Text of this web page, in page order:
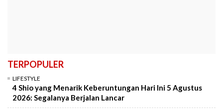
TERPOPULER
LIFESTYLE
4 Shio yang Menarik Keberuntungan Hari Ini 5 Agustus
2026: Segalanya Berjalan Lancar